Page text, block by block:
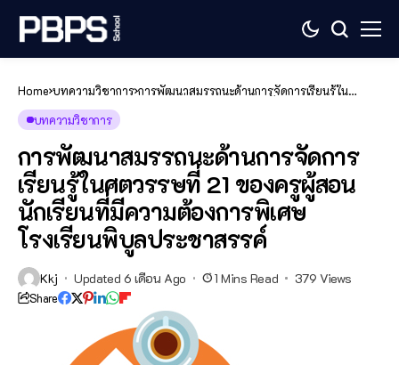
Home บทความวิชาการ การพัฒนาสมรรถนะด้านการจัดการเรียนรู้ใน
บทความวิชาการ
การพัฒนาสมรรถนะด้านการจัดการ
เรียนรู้ในศตวรรษที่ 21 ของครูผู้สอน
นักเรียนที่มีความต้องการพิเศษ
โรงเรียนพิบูลประชาสรรค์
Kkj Updated 6 เดือน Ago 1 Mins Read 379 Views
Share